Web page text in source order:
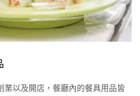
業以及開店，餐廳內的餐具用品皆